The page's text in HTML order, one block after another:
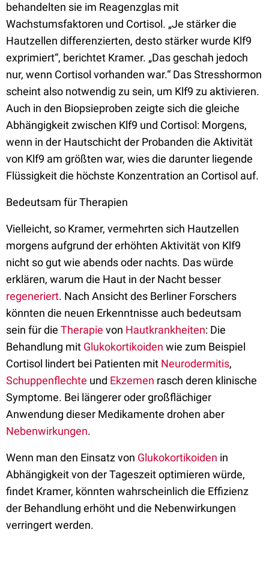
behandelten sie im Reagenzglas mit
Wachstumsfaktoren und Cortisol. „Je stärker die
Hautzellen differenzierten, desto stärker wurde Klf9
exprimiert“, berichtet Kramer. „Das geschah jedoch
nur, wenn Cortisol vorhanden war.“ Das Stresshormon
scheint also notwendig zu sein, um Klf9 zu aktivieren.
Auch in den Biopsieproben zeigte sich die gleiche
Abhängigkeit zwischen Klf9 und Cortisol: Morgens,
wenn in der Hautschicht der Probanden die Aktivität
von Klf9 am größten war, wies die darunter liegende
Flüssigkeit die höchste Konzentration an Cortisol auf.
Bedeutsam für Therapien
Vielleicht, so Kramer, vermehrten sich Hautzellen
morgens aufgrund der erhöhten Aktivität von Klf9
nicht so gut wie abends oder nachts. Das würde
erklären, warum die Haut in der Nacht besser
regeneriert. Nach Ansicht des Berliner Forschers
könnten die neuen Erkenntnisse auch bedeutsam
sein für die Therapie von Hautkrankheiten: Die
Behandlung mit Glukokortikoiden wie zum Beispiel
Cortisol lindert bei Patienten mit Neurodermitis,
Schuppenflechte und Ekzemen rasch deren klinische
Symptome. Bei längerer oder großflächiger
Anwendung dieser Medikamente drohen aber
Nebenwirkungen.
Wenn man den Einsatz von Glukokortikoiden in
Abhängigkeit von der Tageszeit optimieren würde,
findet Kramer, könnten wahrscheinlich die Effizienz
der Behandlung erhöht und die Nebenwirkungen
verringert werden.